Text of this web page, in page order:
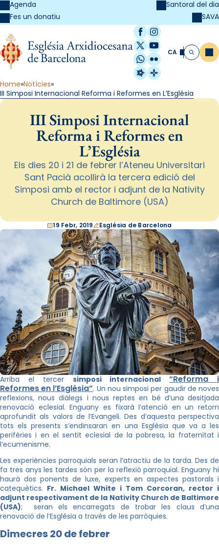
Agenda
Fes un donatiu
Santoral del dia
SAVA
Facebook
Instagram
X / Twitter
YouTube
WhatsApp
Flickr
Radio Estel
Catalunya
CA Cerca
Home Notícies
III Simposi Internacional Reforma i Reformes en L’Església
III Simposi Internacional
Reforma i Reformes en
L’Església
Els dies 20 i 21 de febrer l’Ateneu Universitari
Sant Pacià acollirà la tercera edició del
Simposi amb el rector i adjunt de la Nativity
Church de Baltimore (USA)
19 Febr, 2019 Església de Barcelona
Arriba el tercer simposi internacional“Reforma i
Reformes en l’Església”. Un nou simposi per gaudir de noves
reflexions, nous diàlegs i nous reptes en bé d’una desitjada
renovació eclesial. Enguany es fixarà l’atenció en un retorn
aprofundit als valors de l’Evangeli. Des d’aquesta perspectiva
tots els presents s’endinsaran en una Església que va a les
perifèries i en el sentit eclesial de la pobresa, la fraternitat i
l’ecumenisme.
Les experiències parroquials seran l’atractiu de la tarda. Des de
fa tres anys les tardes són per la reflexió parroquial. Enguany hi
haurà dos ponents de luxe, experts en aspectes pastorals i
catequètics. Fr. Michael White i Tom Corcoran, rector i
adjunt respectivament de la Nativity Church de Baltimore
(USA); seran els encarregats de trobar les claus d’una
renovació de l’Església a través de les parròquies.
Dimecres 20 de febrer